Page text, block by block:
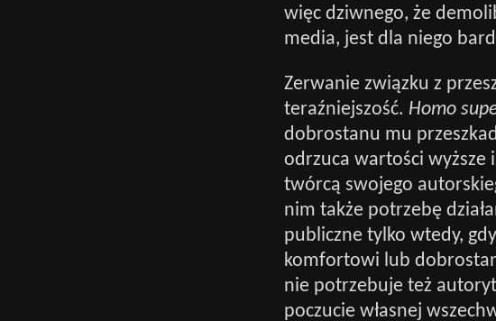
więc dziwnego, że
media, jest dla niego
Zerwanie związku z
teraźniejszość. Homo
dobrostanu mu
odrzuca wartości wyższe
twórcą swojego
nim także potrzebę
publiczne tylko wtedy,
komfortowi lub
nie potrzebuje też
poczucie własnej